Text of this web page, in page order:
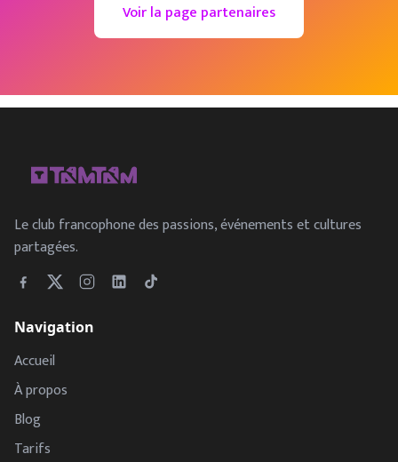
Voir la page partenaires
Le club francophone des passions, événements et cultures
partagées.
Navigation
Accueil
À propos
Blog
Tarifs